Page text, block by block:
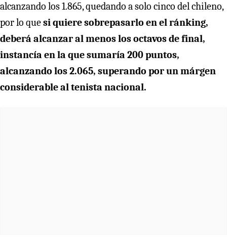
alcanzando los 1.865, quedando a solo cinco del chileno,
por lo quesi quiere sobrepasarlo en el ránking,
deberá alcanzar al menos los octavos de final,
instancía en la que sumaría 200 puntos,
alcanzando los 2.065, superando por un márgen
considerable al tenista nacional.